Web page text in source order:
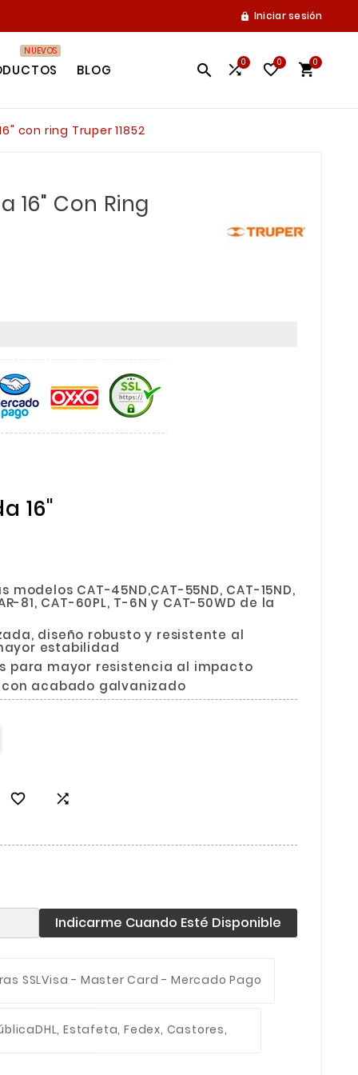
 Iniciar sesión
NUEVOS
BLOG  0 0 0
con ring Truper 11852
16" Con Ring
16"
CAT-45ND,CAT-55ND, CAT-15ND,
81, CAT-60PL, T-6N y CAT-50WD de la
diseño robusto y resistente al
estabilidad
para mayor resistencia al impacto
acabado galvanizado
 
Indicarme Cuando Esté Disponible
SSLVisa - Master Card - Mercado Pago
DHL, Estafeta, Fedex, Castores,